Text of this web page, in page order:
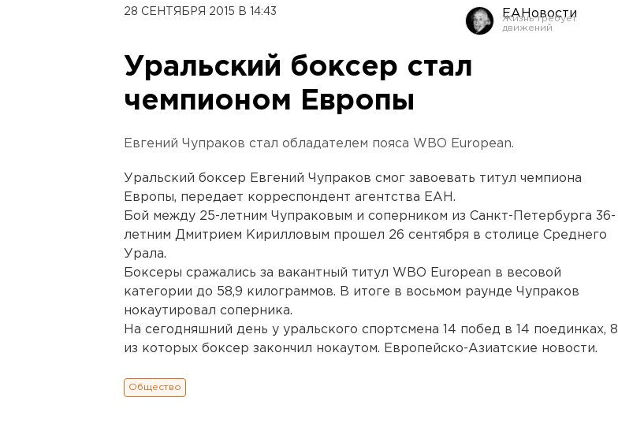
28 СЕНТЯБРЯ 2015 В 14:43 ЕАНовости
Уральский боксер стал
чемпионом Европы
Евгений Чупраков стал обладателем пояса WBO European.
Уральский боксер Евгений Чупраков смог завоевать титул чемпиона
Европы, передает корреспондент агентства ЕАН.
Бой между 25-летним Чупраковым и соперником из Санкт-Петербурга 36-
летним Дмитрием Кирилловым прошел 26 сентября в столице Среднего
Урала.
Боксеры сражались за вакантный титул WBO European в весовой
категории до 58,9 килограммов. В итоге в восьмом раунде Чупраков
нокаутировал соперника.
На сегодняшний день у уральского спортсмена 14 побед в 14 поединках, 8
из которых боксер закончил нокаутом. Европейско-Азиатские новости.
Общество